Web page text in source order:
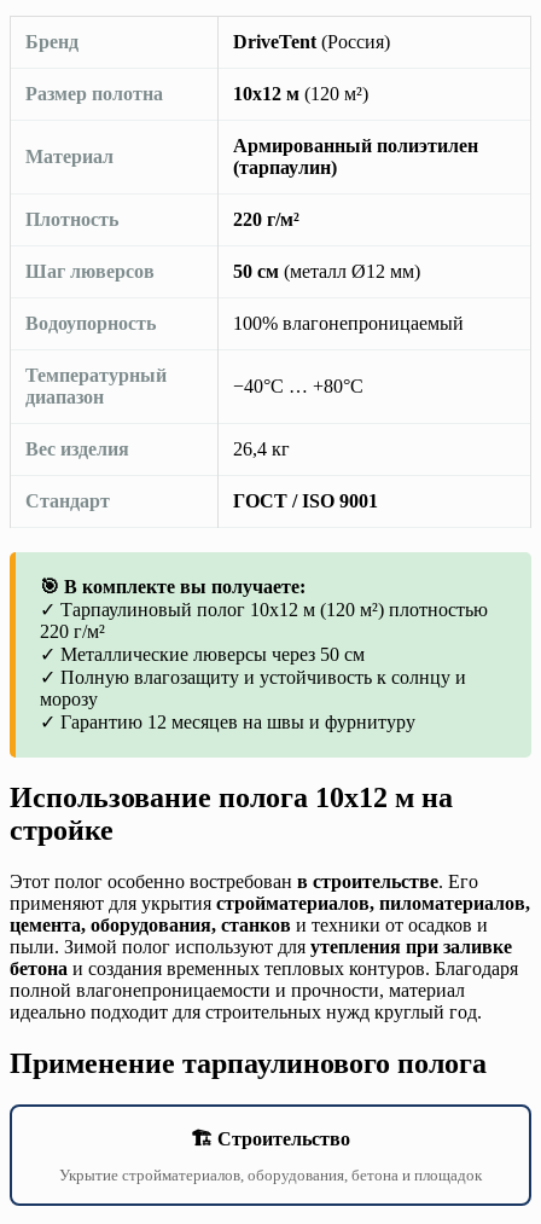
Бренд DriveTent (Россия)
Размер полотна 10х12 м (120 м²)
Материал
Армированный полиэтилен
(тарпаулин)
Плотность 220 г/м²
Шаг люверсов 50 см (металл Ø12 мм)
Водоупорность 100% влагонепроницаемый
Температурный
диапазон
−40°C … +80°C
Вес изделия 26,4 кг
Стандарт ГОСТ / ISO 9001
🎯 В комплекте вы получаете:
✓ Тарпаулиновый полог 10х12 м (120 м²) плотностью
220 г/м²
✓ Металлические люверсы через 50 см
✓ Полную влагозащиту и устойчивость к солнцу и
морозу
✓ Гарантию 12 месяцев на швы и фурнитуру
Использование полога 10х12 м на
стройке
Этот полог особенно востребован в строительстве. Его
применяют для укрытия стройматериалов, пиломатериалов,
цемента, оборудования, станков и техники от осадков и
пыли. Зимой полог используют для утепления при заливке
бетона и создания временных тепловых контуров. Благодаря
полной влагонепроницаемости и прочности, материал
идеально подходит для строительных нужд круглый год.
Применение тарпаулинового полога
🏗️ Строительство
Укрытие стройматериалов, оборудования, бетона и площадок